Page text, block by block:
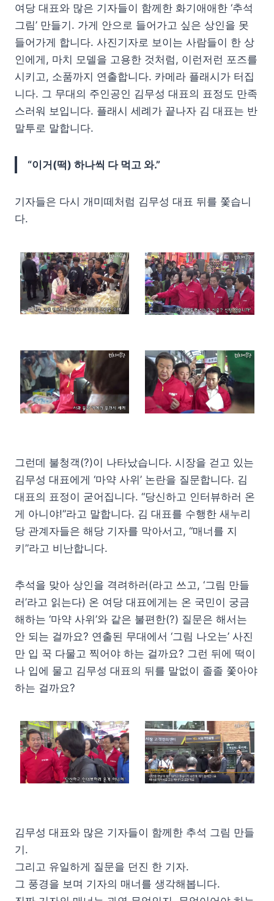
여당 대표와 많은 기자들이 함께한 화기애애한 ‘추석
그림’ 만들기. 가게 안으로 들어가고 싶은 상인을 못
들어가게 합니다. 사진기자로 보이는 사람들이 한 상
인에게, 마치 모델을 고용한 것처럼, 이런저런 포즈를
시키고, 소품까지 연출합니다. 카메라 플래시가 터집
니다. 그 무대의 주인공인 김무성 대표의 표정도 만족
스러워 보입니다. 플래시 세례가 끝나자 김 대표는 반
말투로 말합니다.
“이거(떡) 하나씩 다 먹고 와.”
기자들은 다시 개미떼처럼 김무성 대표 뒤를 쫓습니
다.
그런데 불청객(?)이 나타났습니다. 시장을 걷고 있는
김무성 대표에게 ‘마약 사위’ 논란을 질문합니다. 김
대표의 표정이 굳어집니다. “당신하고 인터뷰하러 온
게 아니야!”라고 말합니다. 김 대표를 수행한 새누리
당 관계자들은 해당 기자를 막아서고, “매너를 지
키”라고 비난합니다.
추석을 맞아 상인을 격려하러(라고 쓰고, ‘그림 만들
러’라고 읽는다) 온 여당 대표에게는 온 국민이 궁금
해하는 ‘마약 사위’와 같은 불편한(?) 질문은 해서는
안 되는 걸까요? 연출된 무대에서 ‘그림 나오는’ 사진
만 입 꾹 다물고 찍어야 하는 걸까요? 그런 뒤에 떡이
나 입에 물고 김무성 대표의 뒤를 말없이 졸졸 쫓아야
하는 걸까요?
김무성 대표와 많은 기자들이 함께한 추석 그림 만들
기.
그리고 유일하게 질문을 던진 한 기자.
그 풍경을 보며 기자의 매너를 생각해봅니다.